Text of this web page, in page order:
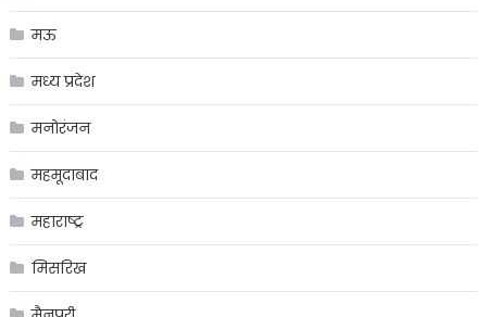
मऊ
मध्य प्रदेश
मनोरंजन
महमूदाबाद
महाराष्ट्र
मिसरिख